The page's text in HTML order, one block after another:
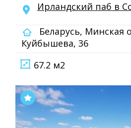
Ирландский паб в
Беларусь, Минская
Куйбышева, 36
67.2 м2